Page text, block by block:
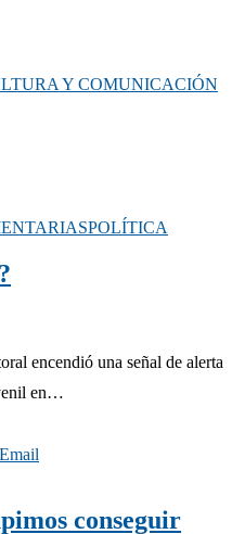
Y COMUNICACIÓN
POLÍTICA
encendió una señal de alerta
en…
Email
conseguir